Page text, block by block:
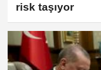
risk taşıyor